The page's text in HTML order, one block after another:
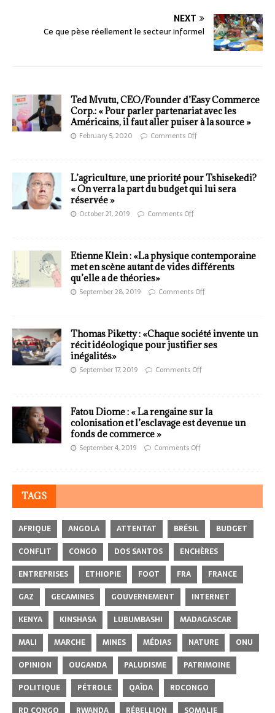
NEXT
Ce que pèse réellement le secteur informel
Ted Mvutu, CEO/Founder d’Easy Commerce
Corp.: « Pour parler partenariat avec les
Américains, il faut aller puiser à la source »
February 5, 2020 Comments Off
L’agriculture, une priorité pour Tshisekedi?
« On verra la part du budget qui lui sera
réservée »
October 21, 2019 Comments Off
Etienne Klein : «La physique contemporaine
met en scène autant de vides différents
qu’elle a de théories»
September 28, 2019 Comments Off
Thomas Piketty : «Chaque société invente un
récit idéologique pour justifier ses
inégalités»
September 17, 2019 Comments Off
Fatou Diome : « La rengaine sur la
colonisation et l’esclavage est devenue un
fonds de commerce »
September 4, 2019 Comments Off
TAGS
AFRIQUE ANGOLA ATTENTAT BRÉSIL
BUDGET
CONFLIT
CONGO DOS SANTOS
ENCHÈRES
ENTREPRISES
ETHIOPIE FOOT FRA
FRANCE
GAZ
GECAMINES GOUVERNEMENT
INTERNET
KENYA
KINSHASA LUBUMBASHI
MADAGASCAR
MALI
MARCHE MINES MÉDIAS NATURE
ONU
OPINION
OUGANDA PALUDISME
PATRIMOINE
POLITIQUE
PÉTROLE QAÏDA
RDCONGO